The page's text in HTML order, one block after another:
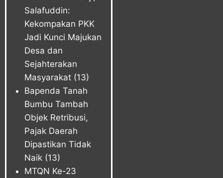
Salafuddin:
Kekompakan PKK
Jadi Kunci Majukan
Desa dan
Sejahterakan
Masyarakat (13)
Bapenda Tanah
Bumbu Tambah
Objek Retribusi,
Pajak Daerah
Dipastikan Tidak
Naik (13)
MTQN Ke-23